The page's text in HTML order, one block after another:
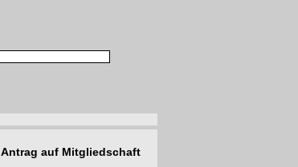
Antrag auf Mitgliedschaft